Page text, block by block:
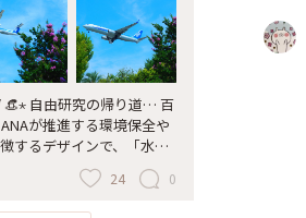
自由研究の帰り道… 百
が推進する環境保全や
するデザインで、「水と
機です。 なぜかいつも
く入っただけ状態😅 #ひ
阪国際空港 #特別塗装機
24 0